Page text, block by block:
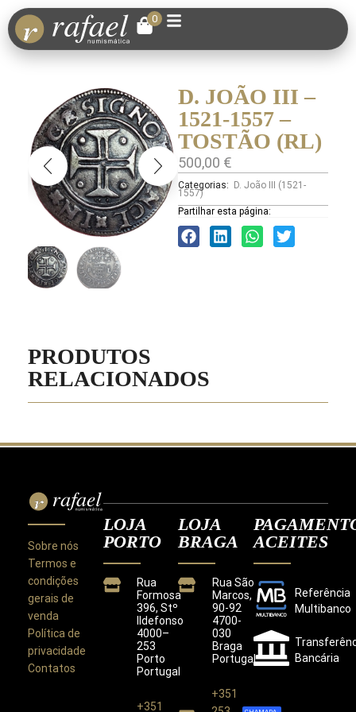
0
D. JOÃO III –
1521-1557 –
TOSTÃO (RL)
500,00 €
Categorias: D. João III (1521-
1557)
Partilhar esta página:
PRODUTOS
RELACIONADOS
Sobre nós
Termos e
condições
gerais de
venda
Política de
privacidade
Contatos
LOJA
PORTO
Rua
Formosa
396, Stº
Ildefonso
4000–
253
Porto
Portugal
+351
LOJA
BRAGA
Rua São
Marcos,
90-92
4700-
030
Braga
Portugal
+351
ACEITES
Referência
Multibanco
Bancária